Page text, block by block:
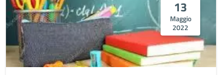
13
Maggio
2022